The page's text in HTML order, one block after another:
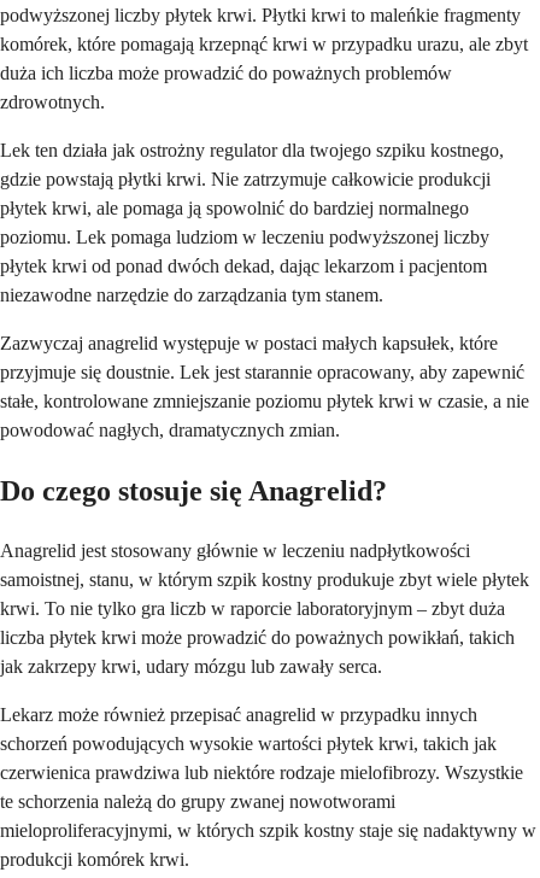
podwyższonej liczby płytek krwi. Płytki krwi to maleńkie fragmenty
komórek, które pomagają krzepnąć krwi w przypadku urazu, ale zbyt
duża ich liczba może prowadzić do poważnych problemów
zdrowotnych.
Lek ten działa jak ostrożny regulator dla twojego szpiku kostnego,
gdzie powstają płytki krwi. Nie zatrzymuje całkowicie produkcji
płytek krwi, ale pomaga ją spowolnić do bardziej normalnego
poziomu. Lek pomaga ludziom w leczeniu podwyższonej liczby
płytek krwi od ponad dwóch dekad, dając lekarzom i pacjentom
niezawodne narzędzie do zarządzania tym stanem.
Zazwyczaj anagrelid występuje w postaci małych kapsułek, które
przyjmuje się doustnie. Lek jest starannie opracowany, aby zapewnić
stałe, kontrolowane zmniejszanie poziomu płytek krwi w czasie, a nie
powodować nagłych, dramatycznych zmian.
Do czego stosuje się Anagrelid?
Anagrelid jest stosowany głównie w leczeniu nadpłytkowości
samoistnej, stanu, w którym szpik kostny produkuje zbyt wiele płytek
krwi. To nie tylko gra liczb w raporcie laboratoryjnym – zbyt duża
liczba płytek krwi może prowadzić do poważnych powikłań, takich
jak zakrzepy krwi, udary mózgu lub zawały serca.
Lekarz może również przepisać anagrelid w przypadku innych
schorzeń powodujących wysokie wartości płytek krwi, takich jak
czerwienica prawdziwa lub niektóre rodzaje mielofibrozy. Wszystkie
te schorzenia należą do grupy zwanej nowotworami
mieloproliferacyjnymi, w których szpik kostny staje się nadaktywny w
produkcji komórek krwi.